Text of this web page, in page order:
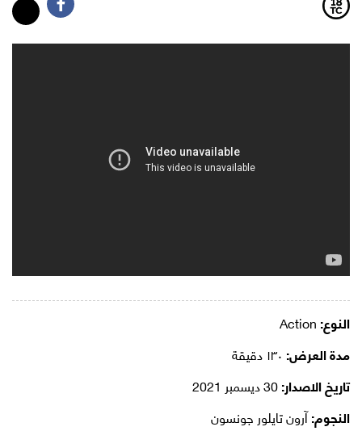
النوع:
مدة العرض:
تاريخ الاصدار:
النجوم:آرون تايلور جونسون